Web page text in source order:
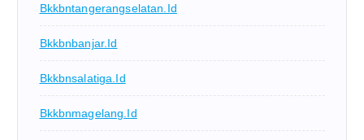
Bkkbntangerangselatan.id
Bkkbnbanjar.id
Bkkbnsalatiga.id
Bkkbnmagelang.id